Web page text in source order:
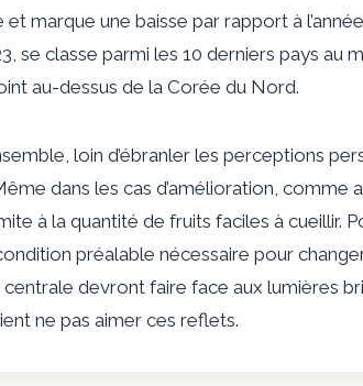
marque une baisse par rapport à
se classe parmi les 10 derniers pays au
au-dessus de la Corée du Nord.
loin d’ébranler les perceptions
dans les cas d’amélioration, comme
à la quantité de fruits faciles à cueillir.
préalable nécessaire pour
centrale devront faire face aux lumières
ne pas aimer ces reflets.